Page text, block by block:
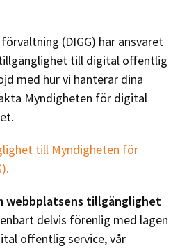
(DIGG) har ansvaret
till digital offentlig
med hur vi hanterar dina
Myndigheten för digital
till Myndigheten för
webbplatsens tillgänglighet
delvis förenlig med lagen
offentlig service, vår